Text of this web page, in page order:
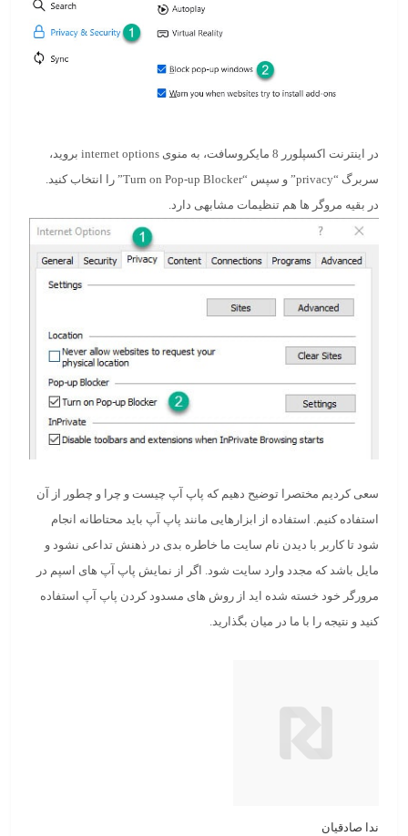
در اینترنت اکسپلورر 8 مایکروسافت، به منوی internet options بروید،
سربرگ “privacy” و سپس “
Turn on Pop-up Blocker” را انتخاب کنید.
در بقیه مروگر ها هم تنظیمات مشابهی دارد.
سعی کردیم مختصرا توضیح دهیم که پاپ آپ چیست و چرا و چطور از آن
استفاده کنیم. استفاده از ابزارهایی مانند پاپ آپ باید محتاطانه انجام
شود تا کاربر با دیدن نام سایت ما خاطره بدی در ذهنش تداعی نشود و
مایل باشد که مجدد وارد سایت شود. اگر از نمایش پاپ آپ های اسپم در
مرورگر خود خسته شده اید از روش های مسدود کردن پاپ آپ استفاده
کنید و نتیجه را با ما در میان بگذارید.
ندا صادقیان